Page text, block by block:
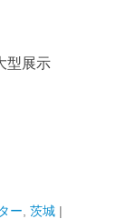
型展示
ー 茨城 |